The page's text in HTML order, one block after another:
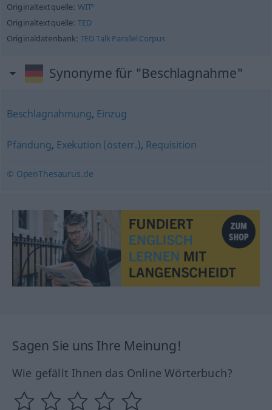
Originaltextquelle: WIT³
Originaltextquelle: TED
Originaldatenbank: TED Talk Parallel Corpus
Synonyme für "Beschlagnahme"
Beschlagnahmung, Einzug
Pfändung, Exekution (österr.), Requisition
© OpenThesaurus.de
Sagen Sie uns Ihre Meinung!
Wie gefällt Ihnen das Online Wörterbuch?